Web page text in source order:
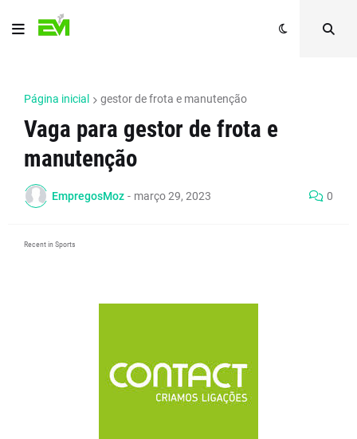
Página inicial gestor de frota e manutenção
Vaga para gestor de frota e
manutenção
EmpregosMoz - março 29, 2023 0
Recent in Sports